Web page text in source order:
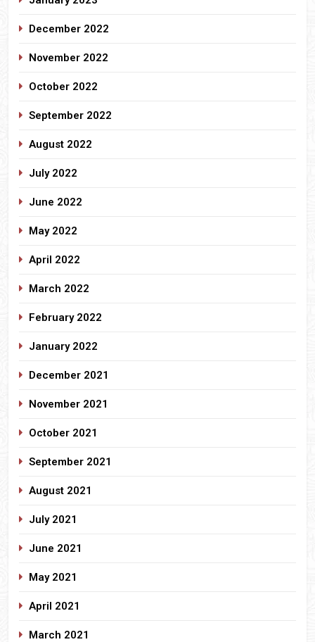
December 2022
November 2022
October 2022
September 2022
August 2022
July 2022
June 2022
May 2022
April 2022
March 2022
February 2022
January 2022
December 2021
November 2021
October 2021
September 2021
August 2021
July 2021
June 2021
May 2021
April 2021
March 2021